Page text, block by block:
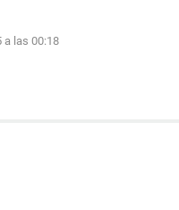
a las 00:18